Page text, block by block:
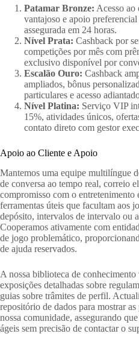
Patamar Bronze: Acesso
vantajoso e apoio
assegurada em 24 horas.
Nível Prata: Cashback por
competições por mês com
exclusivo disponível por
Escalão Ouro: Cashback
ampliados, bônus
particulares e acesso
Nível Platina: Serviço VIP
15%, atividades únicos,
contato direto com gestor
Apoio ao Cliente e Apoio
Mantemos uma equipe multilíngue
de conversa ao tempo real, correio
compromisso com o entretenimento
ferramentas úteis que facultam aos
depósito, intervalos de intervalo ou
Cooperamos ativamente com
de jogo problemático,
de ajuda reservados.
A nossa biblioteca de conhecimento
exposições detalhadas sobre
guias sobre trâmites de perfil.
repositório de dados para mostrar
nossa comunidade, assegurando
ágeis sem precisão de contactar o